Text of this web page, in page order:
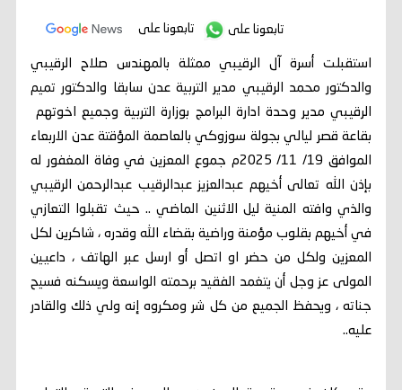
تابعونا على تابعونا على
استقبلت أسرة آل الرقيبي ممثلة بالمهندس صلاح الرقيبي
والدكتور محمد الرقيبي مدير التربية عدن سابقا والدكتور تميم
الرقيبي مدير وحدة ادارة البرامج بوزارة التربية وجميع اخوتهم
بقاعة قصر ليالي بجولة سوزوكي بالعاصمة المؤقتة عدن الاربعاء
الموافق 19/ 11/ 2025م جموع المعزين في وفاة المغفور له
بإذن الله تعالى أخيهم عبدالعزيز عبدالرقيب عبدالرحمن الرقيبي
والذي وافته المنية ليل الاثنين الماضي .. حيث تقبلوا التعازي
في أخيهم بقلوب مؤمنة وراضية بقضاء الله وقدره ، شاكرين لكل
المعزين ولكل من حضر او اتصل أو ارسل عبر الهاتف ، داعيين
المولى عز وجل أن يتغمد الفقيد برحمته الواسعة ويسكنه فسيح
جناته ، ويحفظ الجميع من كل شر ومكروه إنه ولي ذلك والقادر
عليه..